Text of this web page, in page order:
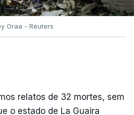
Oraa - Reuters
relatos de 32 mortes, sem
o estado de La Guaira